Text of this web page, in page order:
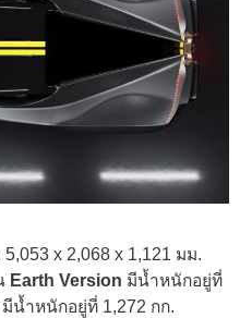
5,053 x 2,068 x 1,121 มม.
Earth Version มีน้ำหนักอยู่ที่
มีน้ำหนักอยู่ที่ 1,272 กก.